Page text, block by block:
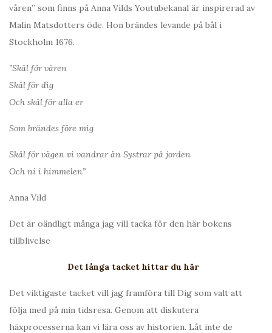
våren” som finns på Anna Vilds Youtubekanal är inspirerad av
Malin Matsdotters öde. Hon brändes levande på bål i
Stockholm 1676.
”Skål för våren
Skål för dig
Och skål för alla er
Som brändes före mig
Skål för vägen vi vandrar än Systrar på jorden
Och ni i himmelen”
Anna Vild
Det är oändligt många jag vill tacka för den här bokens
tillblivelse
Det långa tacket hittar du här
Det viktigaste tacket vill jag framföra till Dig som valt att
följa med på min tidsresa. Genom att diskutera
häxprocesserna kan vi lära oss av historien. Låt inte de